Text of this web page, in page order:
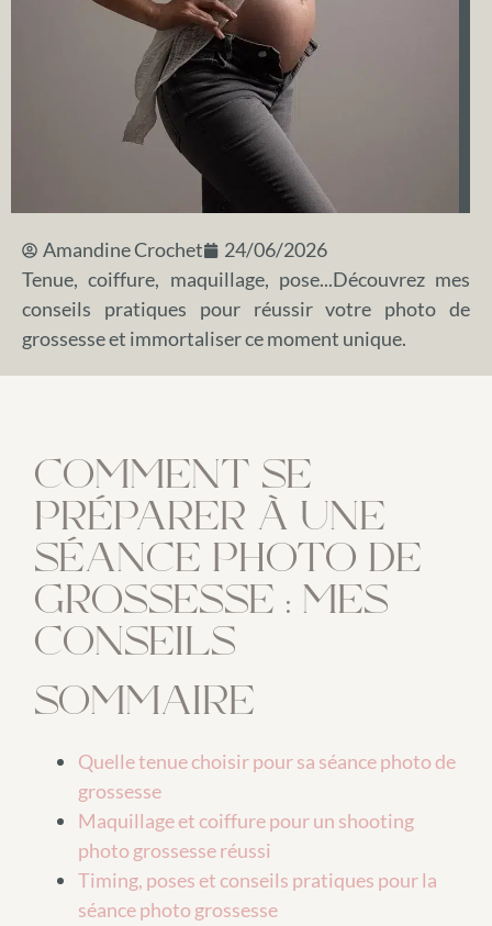
Amandine Crochet
24/06/2026
Tenue, coiffure, maquillage, pose...Découvrez mes
conseils pratiques pour réussir votre photo de
grossesse et immortaliser ce moment unique.
COMMENT SE
PRÉPARER À UNE
SÉANCE PHOTO DE
GROSSESSE : MES
CONSEILS
SOMMAIRE
Quelle tenue choisir pour sa séance photo de
grossesse
Maquillage et coiffure pour un shooting
photo grossesse réussi
Timing, poses et conseils pratiques pour la
séance photo grossesse